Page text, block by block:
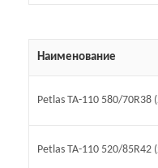
Наименование
Petlas TA-110 580/70R38
Petlas TA-110 520/85R42